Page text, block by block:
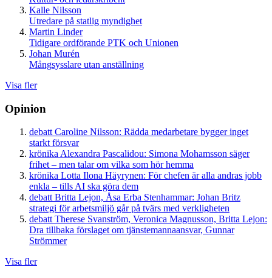
Kalle Nilsson
Utredare på statlig myndighet
Martin Linder
Tidigare ordförande PTK och Unionen
Johan Murén
Mångsysslare utan anställning
Visa fler
Opinion
debatt Caroline Nilsson: Rädda medarbetare bygger inget
starkt försvar
krönika Alexandra Pascalidou: Simona Mohamsson säger
frihet – men talar om vilka som hör hemma
krönika Lotta Ilona Häyrynen: För chefen är alla andras jobb
enkla – tills AI ska göra dem
debatt Britta Lejon, Åsa Erba Stenhammar: Johan Britz
strategi för arbetsmiljö går på tvärs med verkligheten
debatt Therese Svanström, Veronica Magnusson, Britta Lejon:
Dra tillbaka förslaget om tjänstemannaansvar, Gunnar
Strömmer
Visa fler